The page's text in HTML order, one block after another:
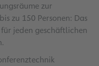
zur
zu 150 Personen: Das
jeden geschäftlichen